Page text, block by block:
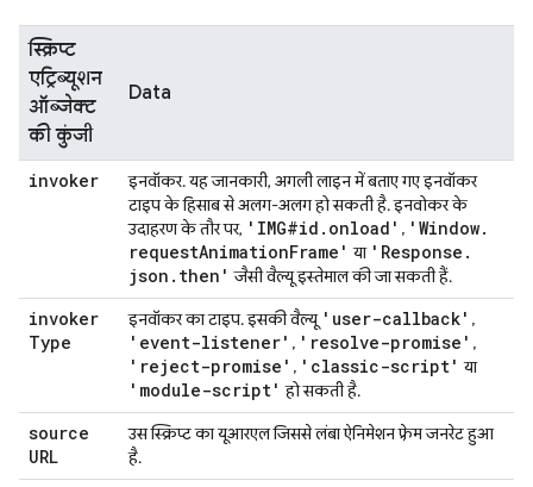
स्क्रिप्ट
एट्रिब्यूशन
ऑब्जेक्ट
की कुंजी
Data
invoker
इनवॉकर. यह जानकारी, अगली लाइन में बताए गए इनवॉकर
टाइप के हिसाब से अलग-अलग हो सकती है. इनवोकर के
उदाहरण के तौर पर, 'IMG#id . onload' , 'Window.
requestAnimationFrame' या 'Response .
json . then' जैसी वैल्यू इस्तेमाल की जा सकती हैं.
invoker
Type
इनवॉकर का टाइप. इसकी वैल्यू 'user-callback' ,
'event-listener' , 'resolve-promise' ,
'reject-promise' , 'classic-script' या
'module-script' हो सकती है.
source
URL
उस स्क्रिप्ट का यूआरएल जिससे लंबा ऐनिमेशन फ़्रेम जनरेट हुआ
है.